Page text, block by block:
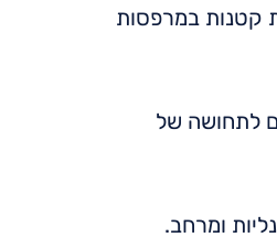
קטנות במרפסות
לתחושה של
ומרחב.